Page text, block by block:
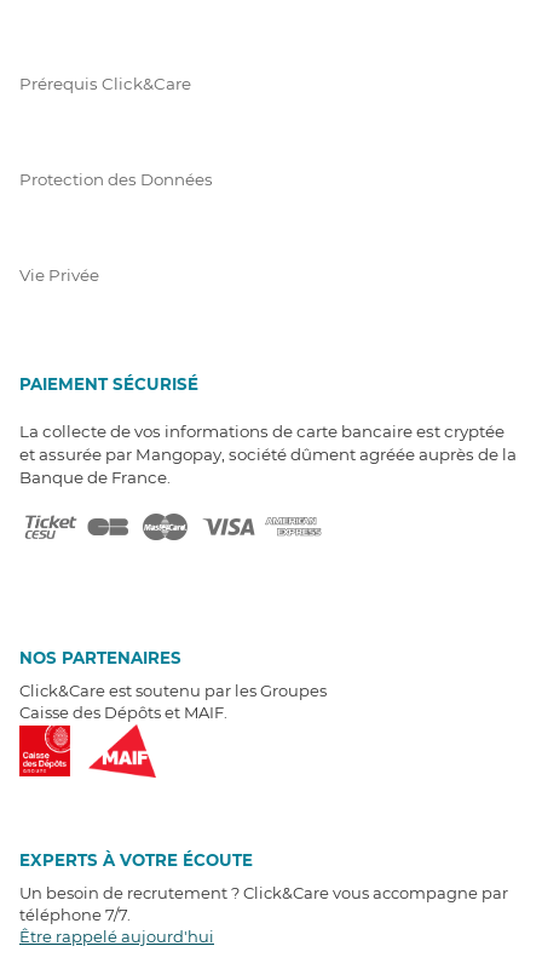
Prérequis Click&Care
Protection des Données
Vie Privée
PAIEMENT SÉCURISÉ
La collecte de vos informations de carte bancaire est cryptée
et assurée par Mangopay, société dûment agréée auprès de la
Banque de France.
NOS PARTENAIRES
Click&Care est soutenu par les Groupes
Caisse des Dépôts et MAIF.
EXPERTS À VOTRE ÉCOUTE
Un besoin de recrutement ? Click&Care vous accompagne par
téléphone 7/7
Être rappelé aujourd'hui